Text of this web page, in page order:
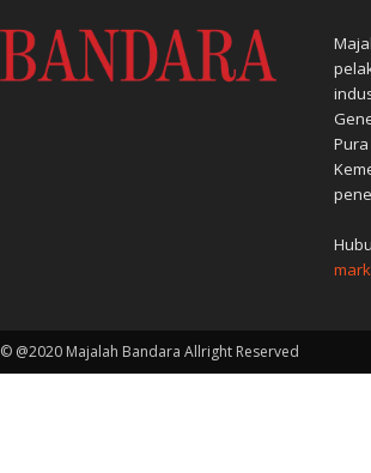
© @2020 Majalah Bandara Allright Reserved